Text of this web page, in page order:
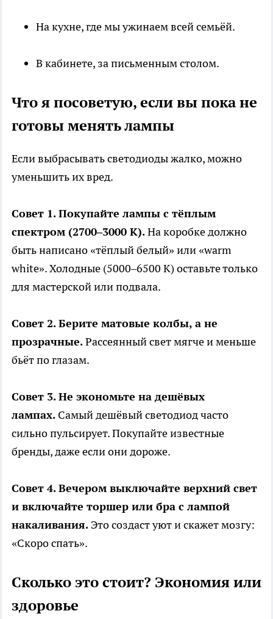
На кухне, где мы ужинаем всей семьёй.
В кабинете, за письменным столом.
Что я посоветую, если вы пока не
готовы менять лампы
Если выбрасывать светодиоды жалко, можно
уменьшить их вред.
Совет 1. Покупайте лампы с тёплым
спектром (2700–3000 К).На коробке должно
быть написано «тёплый белый» или «warm
white». Холодные (5000–6500 К) оставьте только
для мастерской или подвала.
Совет 2. Берите матовые колбы, а не
прозрачные.Рассеянный свет мягче и меньше
бьёт по глазам.
Совет 3. Не экономьте на дешёвых
лампах. Самый дешёвый светодиод часто
сильно пульсирует. Покупайте известные
бренды, даже если они дороже.
Совет 4. Вечером выключайте верхний свет
и включайте торшер или бра с лампой
накаливания. Это создаст уют и скажет мозгу:
«Скоро спать».
Сколько это стоит? Экономия или
здоровье